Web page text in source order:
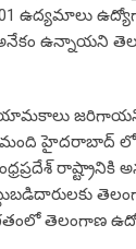
ఉద్యమాలు
అనేకం ఉన్నాయని
నియామకాలు
హైదరాబాద్ లో
రాష్ట్రానికి
గతంలో తెలంగాణ